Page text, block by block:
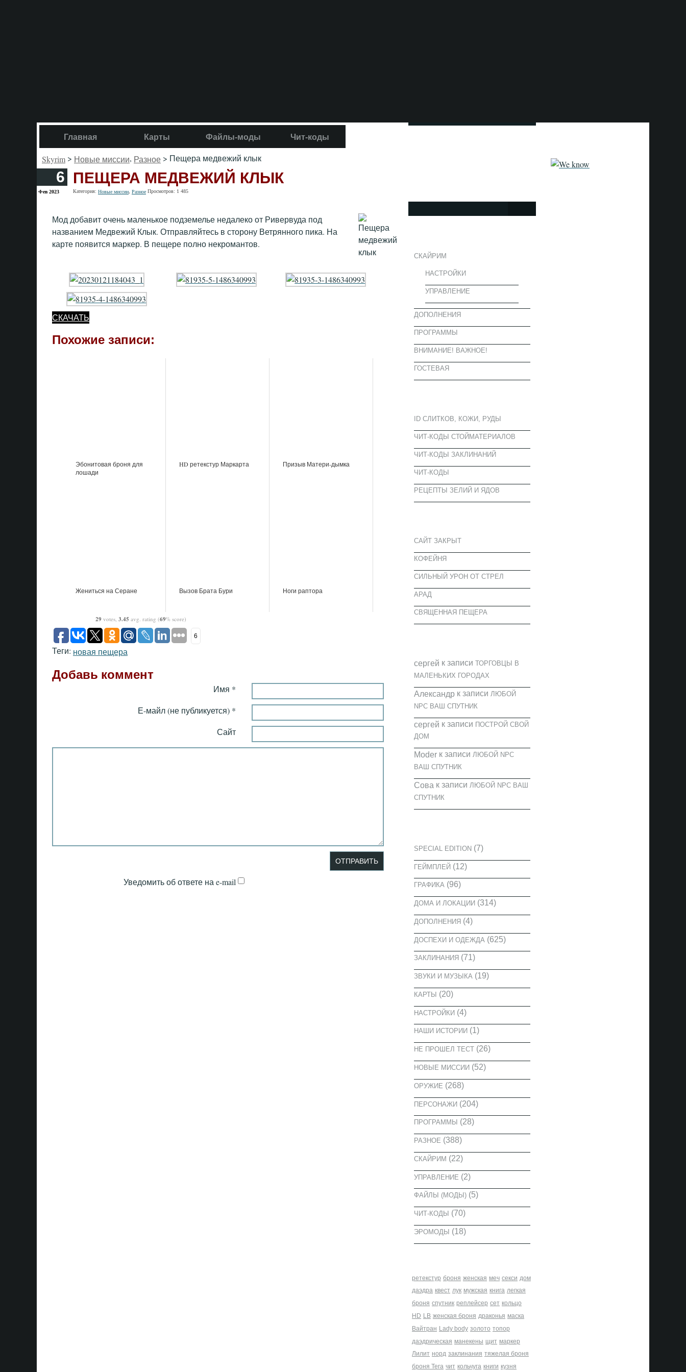
Главная Карты Файлы-моды Чит-коды
Skyrim > Новые миссии, Разное > Пещера медвежий клык
6
Фев 2023
ПЕЩЕРА МЕДВЕЖИЙ КЛЫК
Категория: Новые миссии Разное Просмотров: 1 485
Мод добавит очень маленькое подземелье недалеко от Ривервуда под
названием Медвежий Клык. Отправляйтесь в сторону Ветрянного пика. На
карте появится маркер. В пещере полно некромантов.
СКАЧАТЬ
Похожие записи:
Эбонитовая броня для
лошади
HD ретекстур Маркарта Призыв Матери-дымка
Жениться на Серане Вызов Брата Бури Ноги раптора
29 votes, 3.45 avg. rating (69% score)
6
Теги: новая пещера
Добавь коммент
Имя *
Е-майл (не публикуется) *
Сайт
Уведомить об ответе на e-mail
СКАЙРИМ
НАСТРОЙКИ
УПРАВЛЕНИЕ
ДОПОЛНЕНИЯ
ПРОГРАММЫ
ВНИМАНИЕ! ВАЖНОЕ!
ГОСТЕВАЯ
ID СЛИТКОВ, КОЖИ, РУДЫ
ЧИТ-КОДЫ СТОЙМАТЕРИАЛОВ
ЧИТ-КОДЫ ЗАКЛИНАНИЙ
ЧИТ-КОДЫ
РЕЦЕПТЫ ЗЕЛИЙ И ЯДОВ
САЙТ ЗАКРЫТ
КОФЕЙНЯ
CИЛЬНЫЙ УРОН ОТ СТРЕЛ
АРАД
СВЯЩЕННАЯ ПЕЩЕРА
cергей к записи ТОРГОВЦЫ В
МАЛЕНЬКИХ ГОРОДАХ
Александрк записи ЛЮБОЙ
NPC ВАШ СПУТНИК
cергей к записи ПОСТРОЙ СВОЙ
ДОМ
Moderк записи ЛЮБОЙ NPC
ВАШ СПУТНИК
Сова к записи ЛЮБОЙ NPC ВАШ
СПУТНИК
SPECIAL EDITION(7)
ГЕЙМПЛЕЙ(12)
ГРАФИКА (96)
ДОМА И ЛОКАЦИИ(314)
ДОПОЛНЕНИЯ(4)
ДОСПЕХИ И ОДЕЖДА (625)
ЗАКЛИНАНИЯ(71)
ЗВУКИ И МУЗЫКА (19)
КАРТЫ (20)
НАСТРОЙКИ(4)
НАШИ ИСТОРИИ(1)
НЕ ПРОШЕЛ ТЕСТ(26)
НОВЫЕ МИССИИ(52)
ОРУЖИЕ (268)
ПЕРСОНАЖИ(204)
ПРОГРАММЫ (28)
РАЗНОЕ (388)
СКАЙРИМ (22)
УПРАВЛЕНИЕ (2)
ФАЙЛЫ (МОДЫ)(5)
ЧИТ-КОДЫ (70)
ЭРОМОДЫ (18)
ретекстур броня женская меч секси дом
даэдра квест лук мужская книга легкая
броня спутник реплейсер сет кольцо
HD LB женская броня драконья маска
Вайтран Lady body золото топор
даэдрическая манекены щит маркер
Лилит норд заклинания тяжелая броня
броня Tera чит кольчуга книги кузня